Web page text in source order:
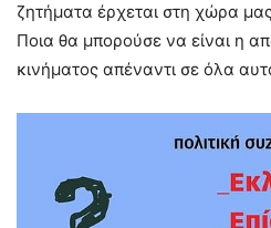
ζητήματα έρχεται στη χώρα
Ποια θα μπορούσε να είναι η
κινήματος απέναντι σε όλα